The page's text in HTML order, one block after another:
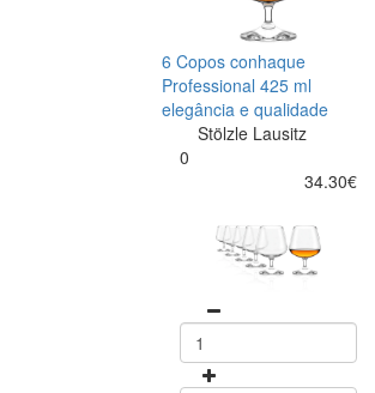
6 Copos conhaque
Professional 425 ml
elegância e qualidade
Stölzle Lausitz
0
34.30€